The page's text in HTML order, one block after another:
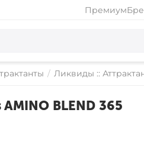
Премиум
/ Ликвиды ::
BLEND 365